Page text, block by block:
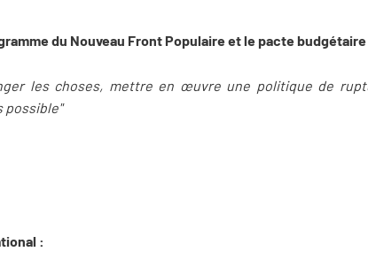
du Nouveau Front Populaire et le pacte
les choses, mettre en œuvre une politique de
possible"
: